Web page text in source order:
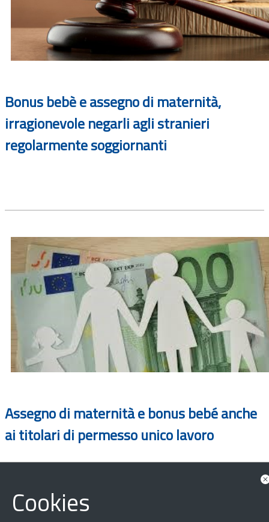
Bonus bebè e assegno di maternità,
irragionevole negarli agli stranieri
regolarmente soggiornanti
Assegno di maternità e bonus bebé anche
ai titolari di permesso unico lavoro
Cookies